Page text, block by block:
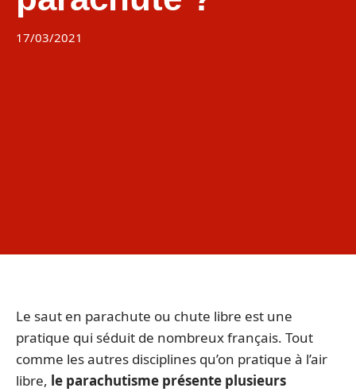
17/03/2021
Le saut en parachute ou chute libre est une
pratique qui séduit de nombreux français. Tout
comme les autres disciplines qu’on pratique à l’air
libre, le parachutisme présente plusieurs